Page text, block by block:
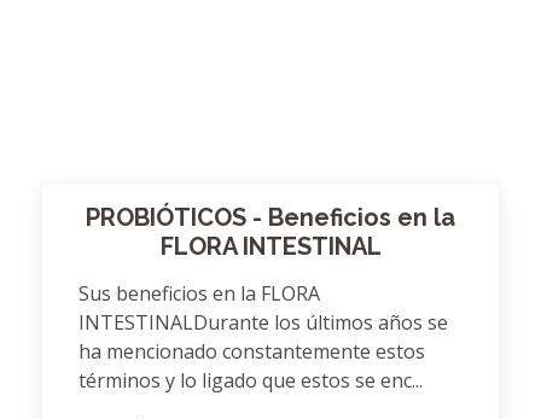
PROBIÓTICOS - Beneficios en la
FLORA INTESTINAL
Sus beneficios en la FLORA
INTESTINALDurante los últimos años se
ha mencionado constantemente estos
términos y lo ligado que estos se enc...